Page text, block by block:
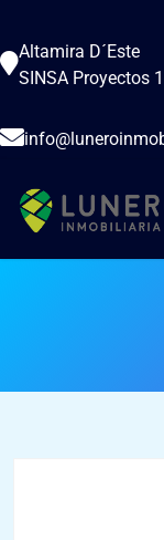
Altamira D´Este
SINSA Proyectos